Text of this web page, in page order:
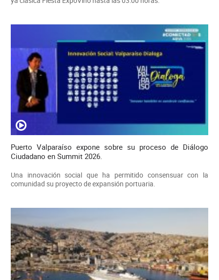
Puerto Valparaíso expone sobre su proceso de Diálogo
Ciudadano en Summit 2026.
Una innovación social que ha permitido consensuar con la
comunidad su proyecto de expansión portuaria.